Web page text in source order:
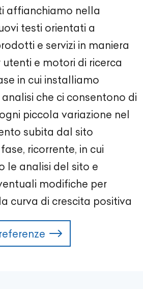
affianchiamo nella
testi orientati a
e servizi in maniera
e motori di ricerca
in cui installiamo
che ci consentono di
piccola variazione nel
subita dal sito
ricorrente, in cui
le analisi del sito e
modifiche per
curva di crescita positiva